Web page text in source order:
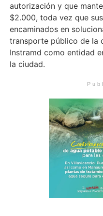
autorización y que
$2.000, toda vez que
encaminados en
transporte público de la
Instramd como entidad
la ciudad.